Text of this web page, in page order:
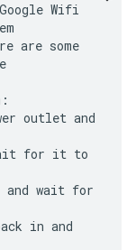
Wifi
are some
outlet and
for it to
and wait for
in and